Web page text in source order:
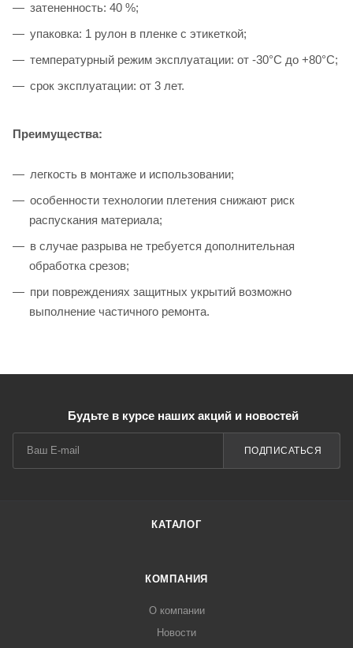
затененность: 40 %;
упаковка: 1 рулон в пленке с этикеткой;
температурный режим эксплуатации: от -30°С до +80°С;
срок эксплуатации: от 3 лет.
Преимущества:
легкость в монтаже и использовании;
особенности технологии плетения снижают риск
распускания материала;
в случае разрыва не требуется дополнительная
обработка срезов;
при повреждениях защитных укрытий возможно
выполнение частичного ремонта.
Будьте в курсе наших акций и новостей
ПОДПИСАТЬСЯ
КАТАЛОГ
КОМПАНИЯ
О компании
Новости